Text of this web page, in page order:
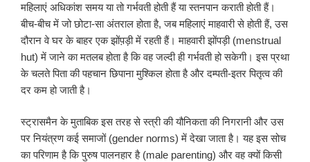
महिलाएं अधिकांश समय या तो गर्भवती होती हैं या स्तनपान कराती होती हैं।
बीच-बीच में जो छोटा-सा अंतराल होता है, जब महिलाएं माहवारी से होती हैं, उस
दौरान वे घर के बाहर एक झोंप़ड़ी में रहती हैं। माहवारी झोंपड़ी (menstrual
hut) में जाने का मतलब होता है कि वह जल्दी ही गर्भवती हो सकेगी। इस प्रथा
के चलते पिता की पहचान छिपाना मुश्किल होता है और दम्पती-इतर पितृत्व की
दर कम हो जाती है।
स्ट्रासमैन के मुताबिक इस तरह से स्त्री की यौनिकता की निगरानी और उस
पर नियंत्रण कई समाजों (gender norms) में देखा जाता है। यह इस सोच
का परिणाम है कि पुरुष पालनहार है (male parenting) और वह क्यों किसी